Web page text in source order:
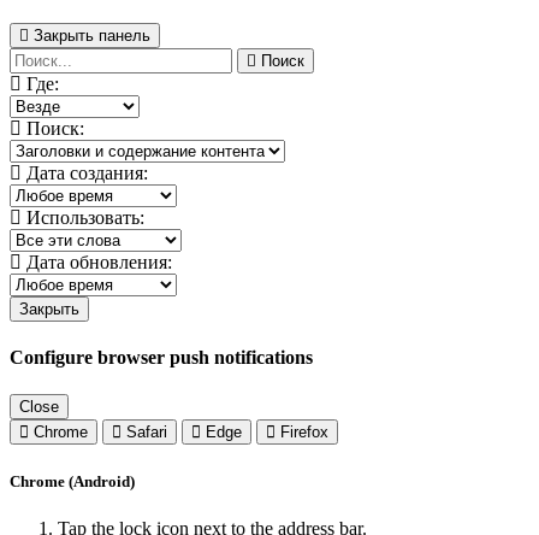
Закрыть панель
Поиск
Где:
Поиск:
Дата создания:
Использовать:
Дата обновления:
Закрыть
Configure browser push notifications
Close
Chrome
Safari Edge Firefox
Chrome (Android)
Tap the lock icon next to the address bar.